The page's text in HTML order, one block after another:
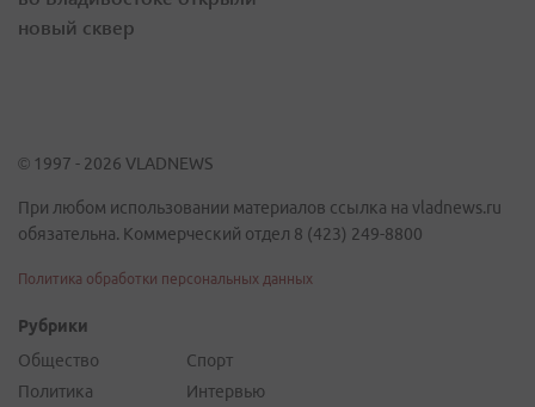
новый сквер
© 1997 - 2026 VLADNEWS
При любом использовании материалов ссылка на vladnews.ru
обязательна. Коммерческий отдел 8 (423) 249-8800
Политика обработки персональных данных
Рубрики
Общество
Политика
Спорт
Интервью